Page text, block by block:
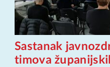
Sastanak
timova